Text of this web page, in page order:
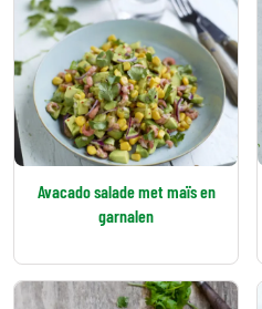
Avacado salade met maïs en
garnalen